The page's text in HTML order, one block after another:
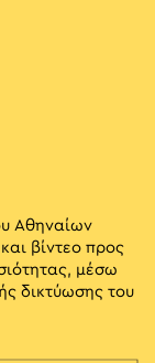
Αθηναίων
βίντεο προς
μέσω
δικτύωσης του